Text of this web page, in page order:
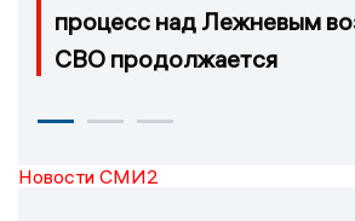
процесс над Лежневым
СВО продолжается
Новости СМИ2